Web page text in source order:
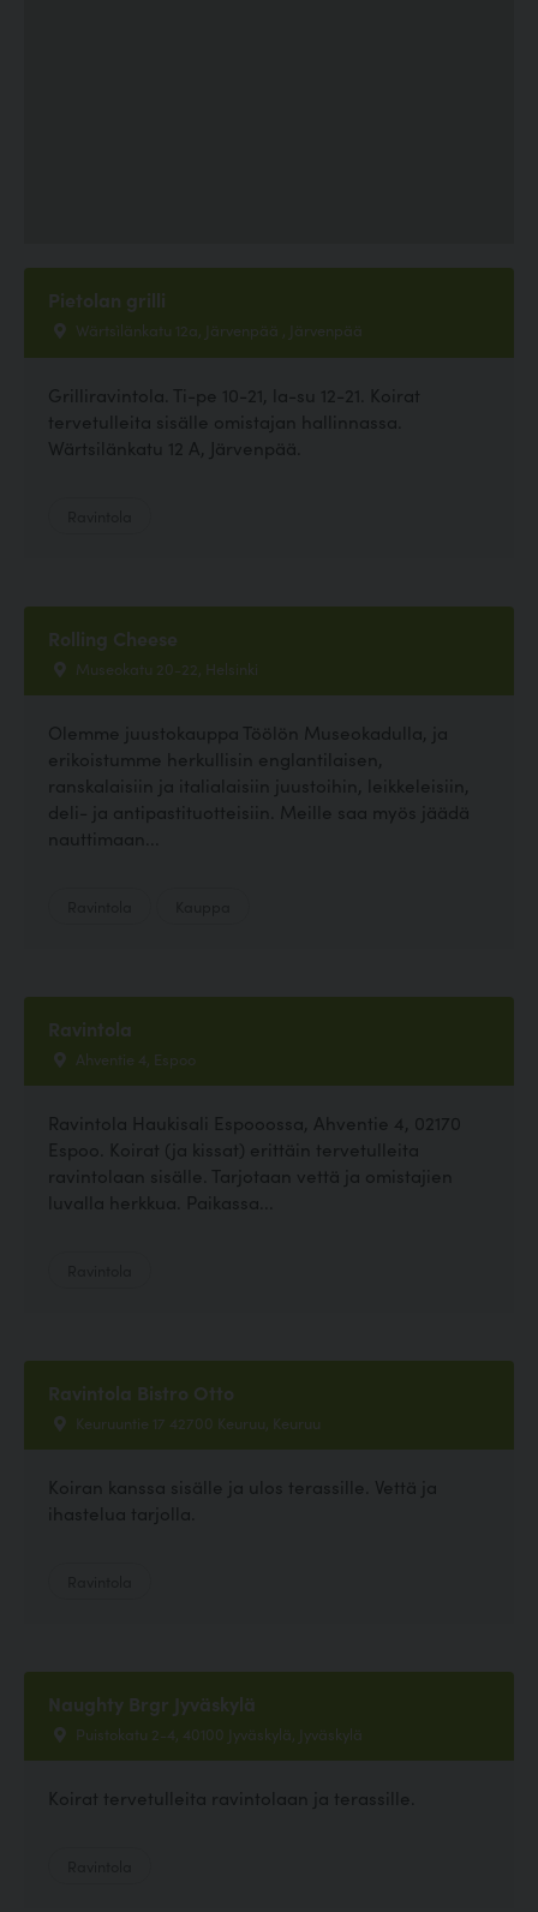
Pietolan grilli
Wärtsìlänkatu 12a, Järvenpää , Järvenpää
Grilliravintola. Ti-pe 10-21, la-su 12-21. Koirat
tervetulleita sisälle omistajan hallinnassa.
Wärtsilänkatu 12 A, Järvenpää.
Rolling Cheese
Museokatu 20-22, Helsinki
Olemme juustokauppa Töölön Museokadulla, ja
erikoistumme herkullisin englantilaisen,
ranskalaisiin ja italialaisiin juustoihin, leikkeleisiin,
deli- ja antipastituotteisiin. Meille saa myös jäädä
nauttimaan...
Ravintola
Ahventie 4, Espoo
Ravintola Haukisali Espooossa, Ahventie 4, 02170
Espoo. Koirat (ja kissat) erittäin tervetulleita
ravintolaan sisälle. Tarjotaan vettä ja omistajien
luvalla herkkua. Paikassa...
Ravintola Bistro Otto
Keuruuntie 17 42700 Keuruu, Keuruu
Koiran kanssa sisälle ja ulos terassille. Vettä ja
ihastelua tarjolla.
Naughty Brgr Jyväskylä
Puistokatu 2-4, 40100 Jyväskylä, Jyväskylä
Koirat tervetulleita ravintolaan ja terassille.